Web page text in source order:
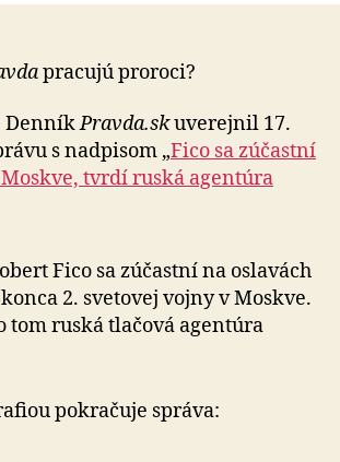
pracujú proroci?
DenníkPravda.skuverejnil 17.
s nadpisom „Fico sa zúčastní
tvrdí ruská agentúra
Fico sa zúčastní na oslavách
2. svetovej vojny v Moskve.
tom ruská tlačová agentúra
pokračuje správa: